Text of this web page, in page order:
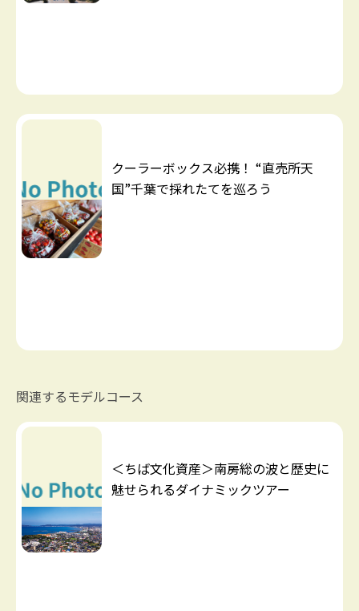
クーラーボックス必携！ “直売所天
国”千葉で採れたてを巡ろう
関連するモデルコース
＜ちば文化資産＞南房総の波と歴史に
魅せられるダイナミックツアー